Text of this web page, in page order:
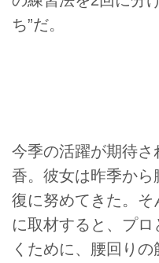
ち”だ。
今季の活躍が期待
香。彼女は昨季か
復に努めてきた。
に取材すると、プ
くために、腰回り